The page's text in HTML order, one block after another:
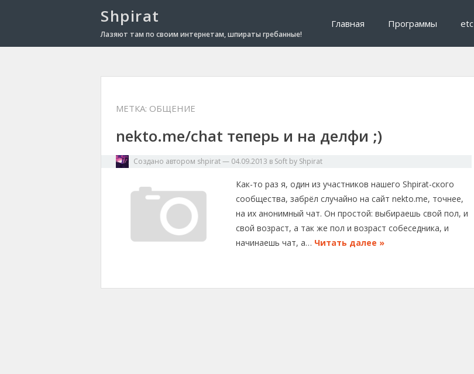
Shpirat
Лазяют там по своим интернетам, шпираты гребанные!
Главная Программы etc
МЕТКА: ОБЩЕНИЕ
nekto.me/chat теперь и на делфи ;)
Создано автором shpirat— 04.09.2013 в Soft by Shpirat
Как-то раз я, один из участников нашего Shpirat-ского
сообщества, забрёл случайно на сайт nekto.me, точнее,
на их анонимный чат. Он простой: выбираешь свой пол, и
свой возраст, а так же пол и возраст собеседника, и
начинаешь чат, а… Читать далее »